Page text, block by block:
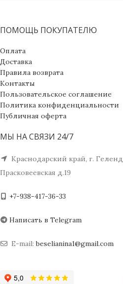
ПОМОЩЬ ПОКУПАТЕЛЮ
Оплата
Доставка
Правила возврата
Контакты
Пользовательское соглашение
Политика конфиденциальности
Публичная оферта
МЫ НА СВЯЗИ 24/7
Краснодарский край, г.
Прасковеевская д.19
+7-938-417-36-33
Написать в Telegram
E-mail:beselianina1@gmail.com